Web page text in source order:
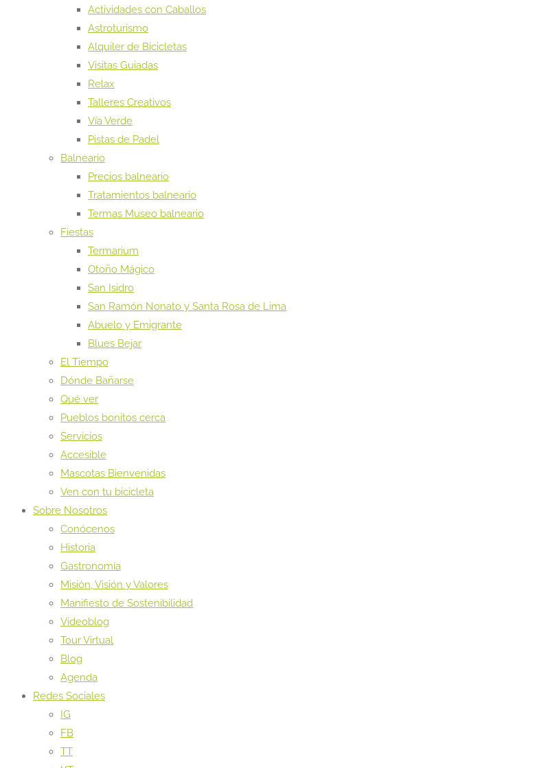
Actividades con Caballos
Astroturismo
Alquiler de Bicicletas
Visitas Guiadas
Relax
Talleres Creativos
Vía Verde
Pistas de Padel
Balneario
Precios balneario
Tratamientos balneario
Termas Museo balneario
Fiestas
Termarium
Otoño Mágico
San Isidro
San Ramón Nonato y Santa Rosa de Lima
Abuelo y Emigrante
Blues Bejar
El Tiempo
Dónde Bañarse
Qué ver
Pueblos bonitos cerca
Servicios
Accesible
Mascotas Bienvenidas
Ven con tu bicicleta
Sobre Nosotros
Conócenos
Historia
Gastronomía
Misión, Visión y Valores
Manifiesto de Sostenibilidad
Videoblog
Tour Virtual
Blog
Agenda
Redes Sociales
IG
FB
TT